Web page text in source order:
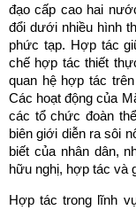
đạo cấp cao hai
đổi dưới nhiều hình
phức tạp. Hợp tác
chế hợp tác thiết
quan hệ hợp tác
Các hoạt động của
các tổ chức đoàn
biên giới diễn ra sôi
biết của nhân dân,
hữu nghị, hợp tác và
Hợp tác trong lĩnh